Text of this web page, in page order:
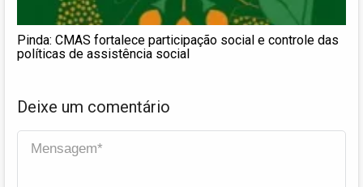
Pinda: CMAS fortalece participação social e controle das
políticas de assistência social
Deixe um comentário